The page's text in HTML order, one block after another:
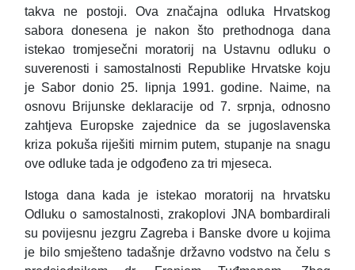
takva ne postoji. Ova značajna odluka Hrvatskog
sabora donesena je nakon što prethodnoga dana
istekao tromjesečni moratorij na Ustavnu odluku o
suverenosti i samostalnosti Republike Hrvatske koju
je Sabor donio 25. lipnja 1991. godine. Naime, na
osnovu Brijunske deklaracije od 7. srpnja, odnosno
zahtjeva Europske zajednice da se jugoslavenska
kriza pokuša riješiti mirnim putem, stupanje na snagu
ove odluke tada je odgođeno za tri mjeseca.
Istoga dana kada je istekao moratorij na hrvatsku
Odluku o samostalnosti, zrakoplovi JNA bombardirali
su povijesnu jezgru Zagreba i Banske dvore u kojima
je bilo smješteno tadašnje državno vodstvo na čelu s